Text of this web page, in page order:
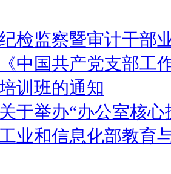
检监察暨审计干部
中国共产党支部工
训班的通知
于举办“办公室核
业和信息化部教育